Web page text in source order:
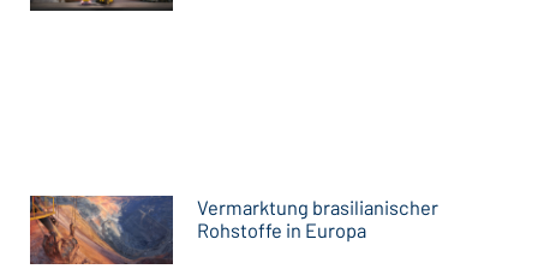
Vermarktung brasilianischer
Rohstoffe in Europa